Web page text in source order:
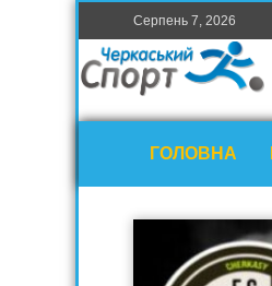
Серпень 7, 2026
ГОЛОВНА